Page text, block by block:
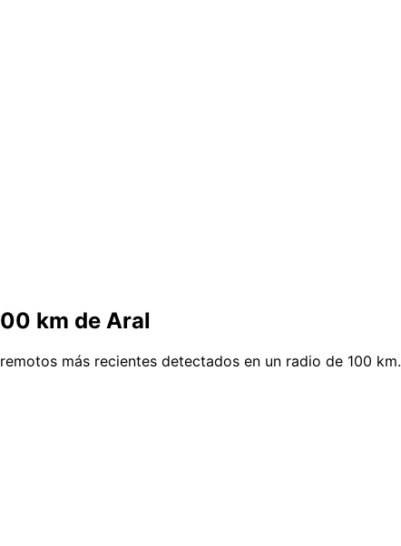
km de Aral
más recientes detectados en un radio de 100 km.